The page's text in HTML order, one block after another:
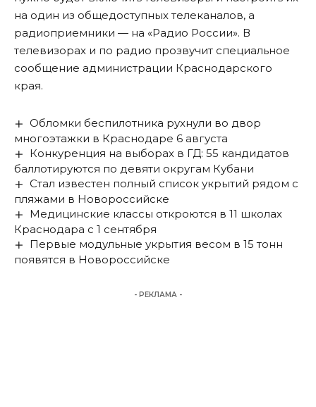
на один из общедоступных телеканалов, а
радиоприемники — на «Радио России». В
телевизорах и по радио прозвучит специальное
сообщение администрации Краснодарского
края.
Обломки беспилотника рухнули во двор
многоэтажки в Краснодаре 6 августа
Конкуренция на выборах в ГД: 55 кандидатов
баллотируются по девяти округам Кубани
Стал известен полный список укрытий рядом с
пляжами в Новороссийске
Медицинские классы откроются в 11 школах
Краснодара с 1 сентября
Первые модульные укрытия весом в 15 тонн
появятся в Новороссийске
- РЕКЛАМА -